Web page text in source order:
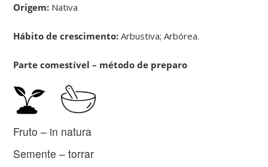
Origem: Nativa
Hábito de crescimento: Arbustiva; Arbórea.
Parte comestível – método de preparo
Fruto – in natura
Semente – torrar